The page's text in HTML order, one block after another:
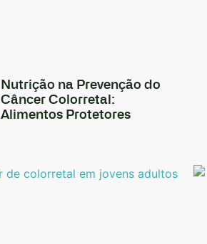
Nutrição na Prevenção do
Câncer Colorretal:
Alimentos Protetores